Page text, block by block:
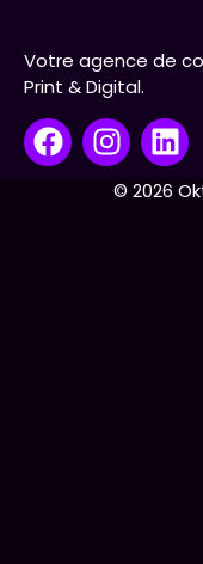
Votre agence de
Print & Digital.
© 2026